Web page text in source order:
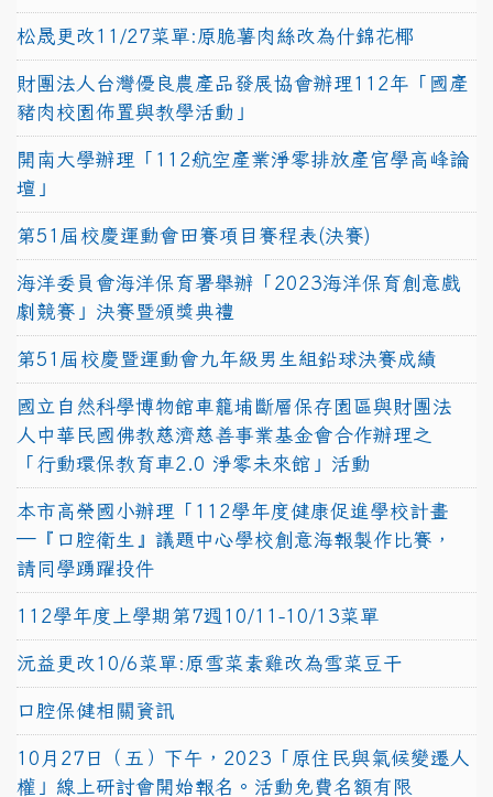
松晟更改11/27菜單:原脆薯肉絲改為什錦花椰
財團法人台灣優良農產品發展協會辦理112年「國產
豬肉校園佈置與教學活動」
開南大學辦理「112航空產業淨零排放產官學高峰論
壇」
第51屆校慶運動會田賽項目賽程表(決賽)
海洋委員會海洋保育署舉辦「2023海洋保育創意戲
劇競賽」決賽暨頒獎典禮
第51屆校慶暨運動會九年級男生組鉛球決賽成績
國立自然科學博物館車籠埔斷層保存園區與財團法
人中華民國佛教慈濟慈善事業基金會合作辦理之
「行動環保教育車2.0 淨零未來館」活動
本市高榮國小辦理「112學年度健康促進學校計畫
─『口腔衛生』議題中心學校創意海報製作比賽，
請同學踴躍投件
112學年度上學期第7週10/11-10/13菜單
沅益更改10/6菜單:原雪菜素雞改為雪菜豆干
口腔保健相關資訊
10月27日（五）下午，2023「原住民與氣候變遷人
權」線上研討會開始報名。活動免費名額有限